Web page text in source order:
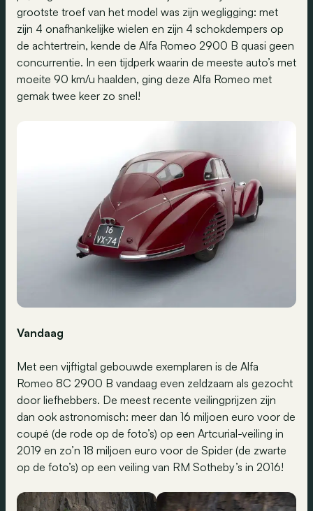
grootste troef van het model was zijn wegligging: met
zijn 4 onafhankelijke wielen en zijn 4 schokdempers op
de achtertrein, kende de Alfa Romeo 2900 B quasi geen
concurrentie. In een tijdperk waarin de meeste auto’s met
moeite 90 km/u haalden, ging deze Alfa Romeo met
gemak twee keer zo snel!
Vandaag
Met een vijftigtal gebouwde exemplaren is de Alfa
Romeo 8C 2900 B vandaag even zeldzaam als gezocht
door liefhebbers. De meest recente veilingprijzen zijn
dan ook astronomisch: meer dan 16 miljoen euro voor de
coupé (de rode op de foto’s) op een Artcurial-veiling in
2019 en zo’n 18 miljoen euro voor de Spider (de zwarte
op de foto’s) op een veiling van RM Sotheby’s in 2016!